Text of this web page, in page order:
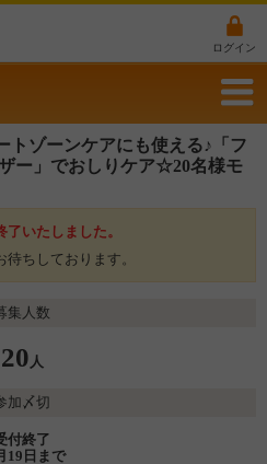
ログイン
トゾーンケアにも使える♪「フ
ー」でおしりケア☆20名様モ
いたしました。
待ちしております。
集人数
20 人
加〆切
付終了
19日まで